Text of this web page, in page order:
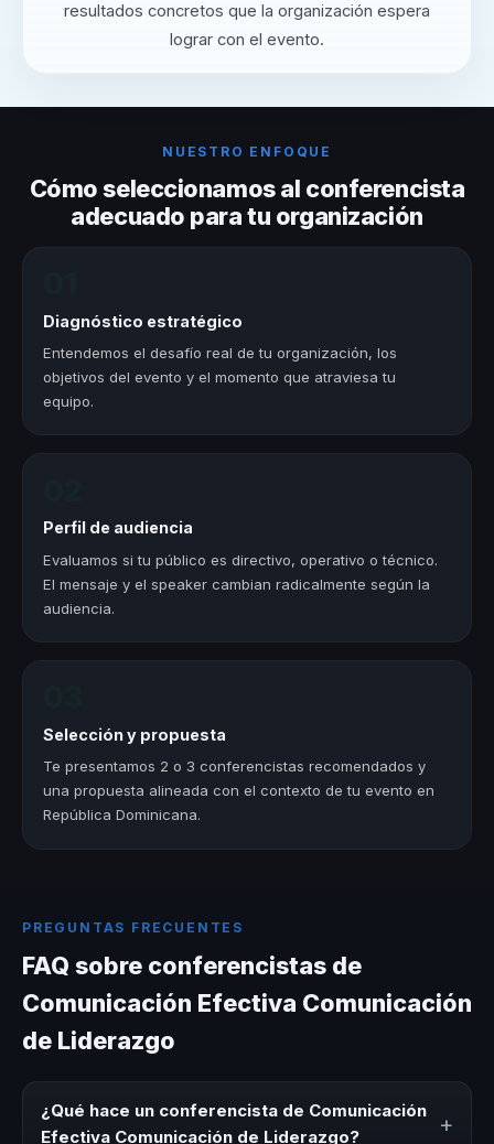
resultados concretos que la organización espera
lograr con el evento.
NUESTRO ENFOQUE
Cómo seleccionamos al conferencista
adecuado para tu organización
Diagnóstico estratégico
Entendemos el desafío real de tu organización, los
objetivos del evento y el momento que atraviesa tu
equipo.
Perfil de audiencia
Evaluamos si tu público es directivo, operativo o técnico.
El mensaje y el speaker cambian radicalmente según la
audiencia.
Selección y propuesta
Te presentamos 2 o 3 conferencistas recomendados y
una propuesta alineada con el contexto de tu evento en
República Dominicana.
PREGUNTAS FRECUENTES
FAQ sobre conferencistas de
Comunicación Efectiva Comunicación
de Liderazgo
¿Qué hace un conferencista de Comunicación
Efectiva Comunicación de Liderazgo?
+